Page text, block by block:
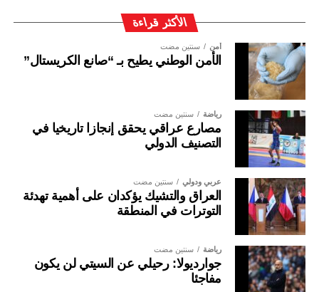
الأكثر قراءة
أمن سنتين مضت
الأمن الوطني يطيح بـ “صانع الكريستال”
رياضة سنتين مضت
مصارع عراقي يحقق إنجازا تاريخيا في
التصنيف الدولي
عربي ودولي سنتين مضت
العراق والتشيك يؤكدان على أهمية تهدئة
التوترات في المنطقة
رياضة سنتين مضت
جوارديولا: رحيلي عن السيتي لن يكون
مفاجئا